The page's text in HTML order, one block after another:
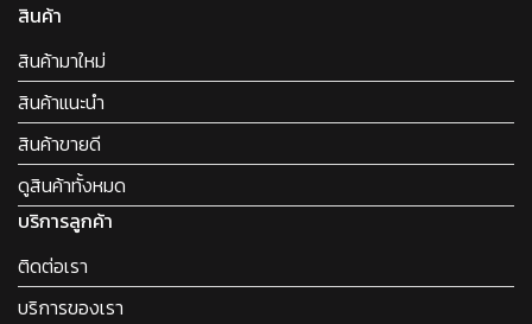
สินค้า
สินค้ามาใหม่
สินค้าแนะนำ
สินค้าขายดี
ดูสินค้าทั้งหมด
บริการลูกค้า
ติดต่อเรา
บริการของเรา